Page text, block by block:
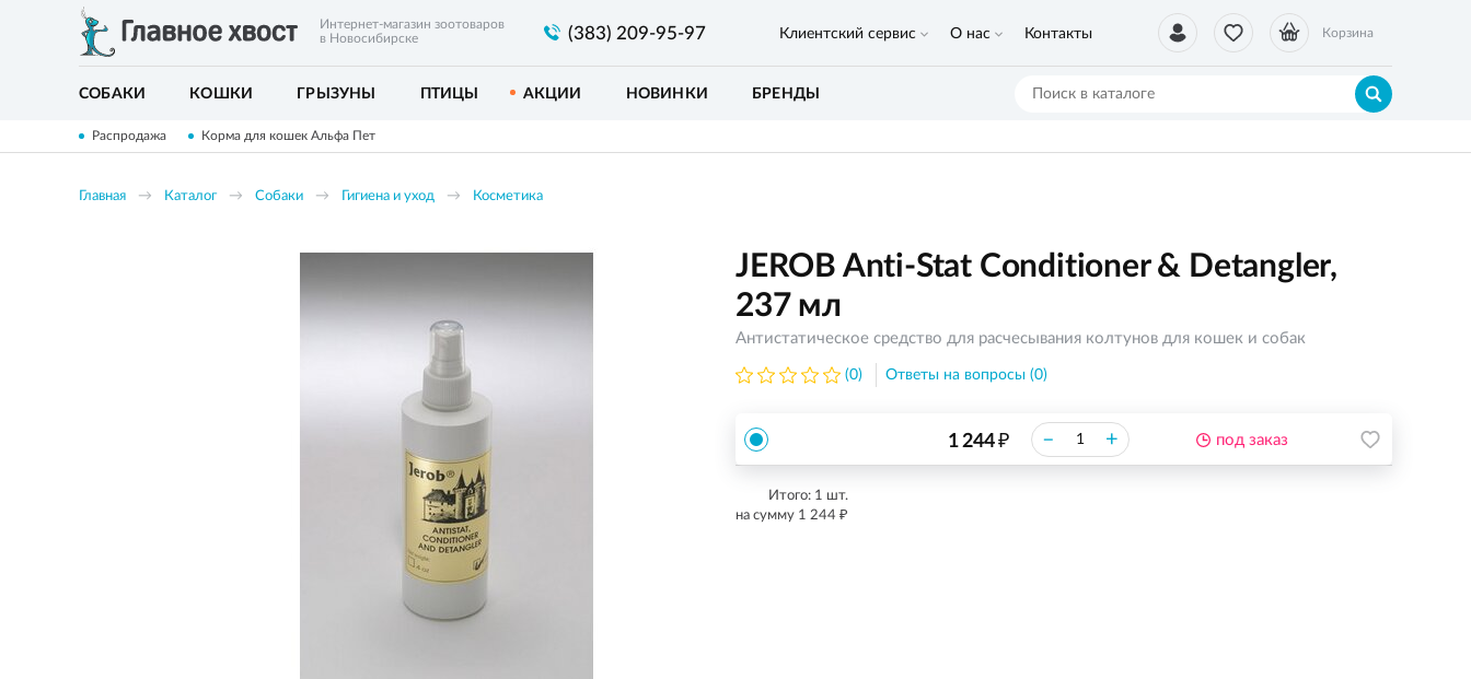
Интернет-магазин зоотоваров
в Новосибирске
(383) 209-95-97 Корзина
Клиентский сервис О нас Контакты
СОБАКИ КОШКИ ГРЫЗУНЫ ПТИЦЫ АКЦИИ НОВИНКИ БРЕНДЫ
Распродажа Корма для кошек Альфа Пет
Главная Каталог Собаки Гигиена и уход Косметика
JEROB Anti-Stat Conditioner & Detangler,
237 мл
Антистатическое средство для расчесывания колтунов для кошек и собак
(0) Ответы на вопросы (0)
1 244₽ – + под заказ
Итого: 1 шт.
на сумму 1 244 ₽